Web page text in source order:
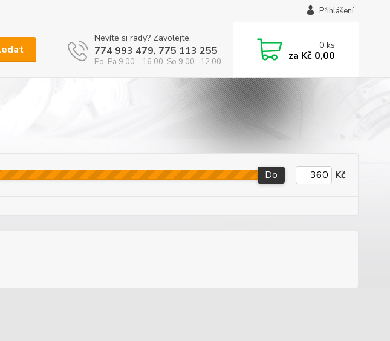
Přihlášení
Nevíte si rady? Zavolejte.
774 993 479, 775 113 255
Po-Pá 9.00 - 16.00, So 9.00 -12.00
0ks
za Kč 0,00
Do Kč